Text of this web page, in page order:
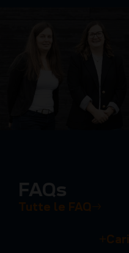
FAQs
Tutte le FAQ